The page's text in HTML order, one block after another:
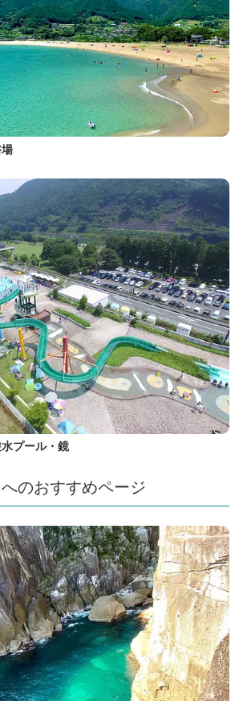
プール・鏡
のおすすめページ